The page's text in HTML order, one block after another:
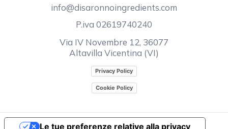
info@disaronnoingredients.com
P.iva 02619740240
Via IV Novembre 12, 36077
Altavilla Vicentina (VI)
Privacy Policy
Cookie Policy
Le tue preferenze relative alla privacy